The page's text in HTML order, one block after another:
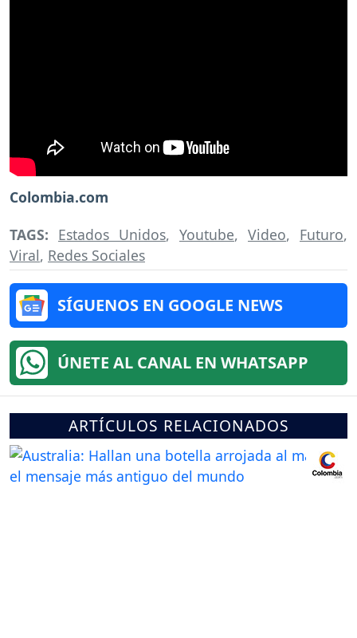
Colombia.com
TAGS: Estados Unidos, Youtube, Video, Futuro,
Viral, Redes Sociales
SÍGUENOS EN GOOGLE NEWS
ÚNETE AL CANAL EN WHATSAPP
ARTÍCULOS RELACIONADOS